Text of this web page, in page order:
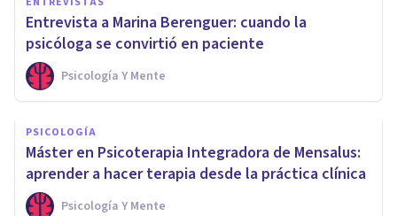
Entrevista a Marina Berenguer: cuando la
psicóloga se convirtió en paciente
Psicología Y Mente
PSICOLOGÍA
Máster en Psicoterapia Integradora de Mensalus:
aprender a hacer terapia desde la práctica clínica
Psicología Y Mente